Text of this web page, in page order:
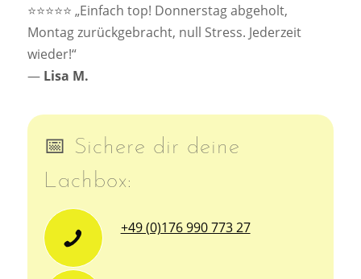
⭐️⭐️⭐️⭐️⭐️ „Einfach top! Donnerstag abgeholt,
Montag zurückgebracht, null Stress. Jederzeit
wieder!“
— Lisa M.
📅 Sichere dir deine
Lachbox:
+49 (0)176 990 773 27